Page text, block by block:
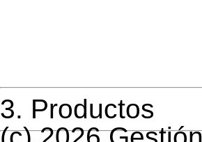
3. Productos